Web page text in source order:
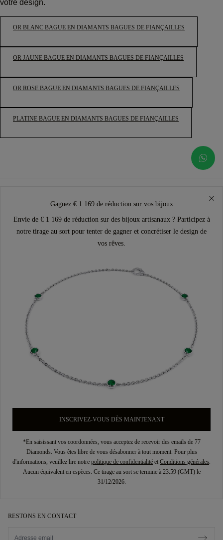
votre design.
OR BLANC BAGUE EN DIAMANTS BAGUES DE FIANÇAILLES
OR JAUNE BAGUE EN DIAMANTS BAGUES DE FIANÇAILLES
OR ROSE BAGUE EN DIAMANTS BAGUES DE FIANÇAILLES
PLATINE BAGUE EN DIAMANTS BAGUES DE FIANÇAILLES
Gagnez € 1 169 de réduction sur vos bijoux
Envie de € 1 169 de réduction sur des bijoux artisanaux ? Participez à
notre tirage au sort pour tenter de gagner et concrétiser le design de
vos rêves.
INSCRIVEZ-VOUS DÈS MAINTENANT
*En saisissant vos coordonnées, vous acceptez de recevoir des emails de 77
Diamonds. Vous êtes libre de vous désabonner à tout moment. Pour plus
d'informations, veuillez lire notre politique de confidentialité et Conditions générales.
Aucun équivalent en espèces. Ce tirage au sort se termine à 23:59 (GMT) le
31/12/2026.
RESTONS EN CONTACT